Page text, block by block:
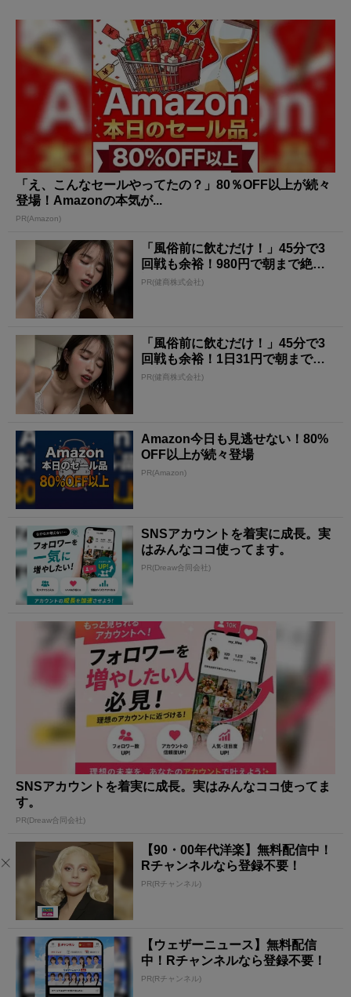
「え、こんなセールやってたの？」80％OFF以上が続々
登場！Amazonの本気が...
PR(Amazon)
「風俗前に飲むだけ！」45分で3
回戦も余裕！980円で朝まで絶好
調
PR(健商株式会社)
「風俗前に飲むだけ！」45分で3
回戦も余裕！1日31円で朝まで絶
好調
PR(健商株式会社)
Amazon今日も見逃せない！80%
OFF以上が続々登場
PR(Amazon)
SNSアカウントを着実に成長。実
はみんなココ使ってます。
PR(Dreaw合同会社)
SNSアカウントを着実に成長。実はみんなココ使ってま
す。
PR(Dreaw合同会社)
【90・00年代洋楽】無料配信中！
Rチャンネルなら登録不要！
PR(Rチャンネル)
【ウェザーニュース】無料配信
中！Rチャンネルなら登録不要！
PR(Rチャンネル)